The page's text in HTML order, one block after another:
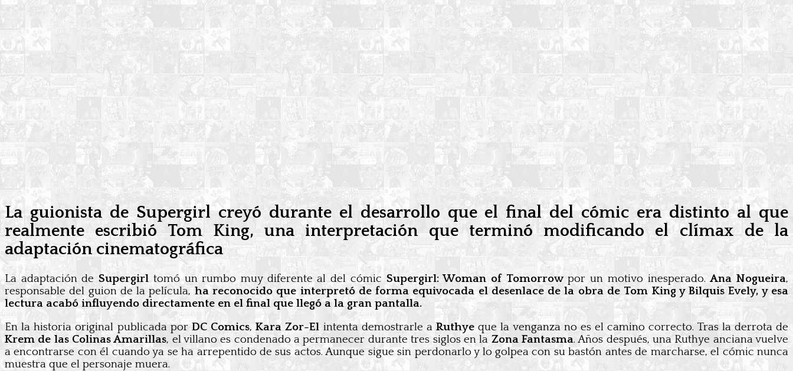
La guionista de Supergirl creyó durante el desarrollo que el final del cómic era distinto al que
realmente escribió Tom King, una interpretación que terminó modificando el clímax de la
adaptación cinematográfica
La adaptación deSupergirl tomó un rumbo muy diferente al del cómic Supergirl: Woman of Tomorrowpor un motivo inesperado.Ana Nogueira,
responsable del guion de la película, ha reconocido que interpretó de forma equivocada el desenlace de la obra de Tom King y Bilquis Evely, y esa
lectura acabó influyendo directamente en el final que llegó a la gran pantalla.
En la historia original publicada porDC Comics,Kara Zor-El intenta demostrarle aRuthye que la venganza no es el camino correcto. Tras la derrota de
Krem de las Colinas Amarillas, el villano es condenado a permanecer durante tres siglos en la Zona Fantasma. Años después, una Ruthye anciana vuelve
a encontrarse con él cuando ya se ha arrepentido de sus actos. Aunque sigue sin perdonarlo y lo golpea con su bastón antes de marcharse, el cómic nunca
muestra que el personaje muera.